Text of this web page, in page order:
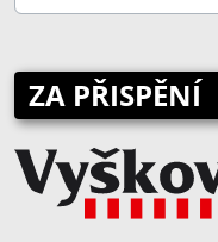
ZA PŘISPĚNÍ